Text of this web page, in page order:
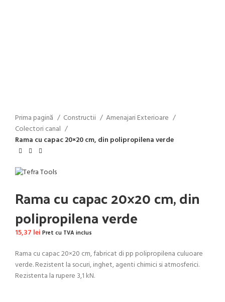
Prima pagină Constructii
Amenajari Exterioare
Colectori canal
Rama cu capac 20×20 cm, din polipropilena verde
Rama cu capac 20×20 cm, din
polipropilena verde
15,37 lei Pret cu TVA inclus
Rama cu capac 20×20 cm, fabricat di pp polipropilena culuoare
verde. Rezistent la socuri, inghet, agenti chimici si atmosferici.
Rezistenta la rupere 3,1 kN.